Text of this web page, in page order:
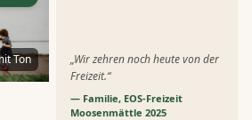
Ton „Wir zehren noch heute von der
Freizeit.“
— Familie, EOS-Freizeit
Moosenmättle 2025